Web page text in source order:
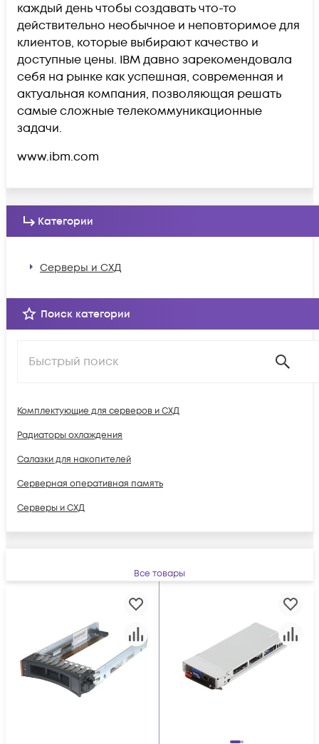
каждый день чтобы создавать что-то
действительно необычное и неповторимое для
клиентов, которые выбирают качество и
доступные цены. IBM давно зарекомендовала
себя на рынке как успешная, современная и
актуальная компания, позволяющая решать
самые сложные телекоммуникационные
задачи.
www.ibm.com
Категории
Серверы и СХД
Поиск категории
Комплектующие для серверов и СХД
Радиаторы охлаждения
Салазки для накопителей
Серверная оперативная память
Серверы и СХД
Все товары